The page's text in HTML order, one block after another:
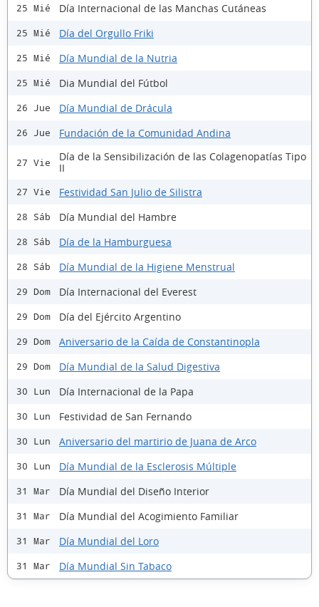
25 Mié Día Internacional de las Manchas Cutáneas
25 Mié Día del Orgullo Friki
25 Mié Día Mundial de la Nutria
25 Mié Dia Mundial del Fútbol
26 Jue Día Mundial de Drácula
26 Jue Fundación de la Comunidad Andina
27 Vie
Día de la Sensibilización de las Colagenopatías Tipo
II
27 Vie Festividad San Julio de Silistra
28 Sáb Día Mundial del Hambre
28 Sáb Día de la Hamburguesa
28 Sáb Día Mundial de la Higiene Menstrual
29 Dom Día Internacional del Everest
29 Dom Día del Ejército Argentino
29 Dom Aniversario de la Caída de Constantinopla
29 Dom Día Mundial de la Salud Digestiva
30 Lun Día Internacional de la Papa
30 Lun Festividad de San Fernando
30 Lun Aniversario del martirio de Juana de Arco
30 Lun Día Mundial de la Esclerosis Múltiple
31 Mar Día Mundial del Diseño Interior
31 Mar Día Mundial del Acogimiento Familiar
31 Mar Día Mundial del Loro
31 Mar Día Mundial Sin Tabaco